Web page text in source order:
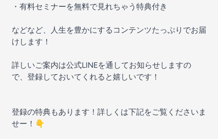
・有料セミナーを無料で見れちゃう特典付き
などなど、人生を豊かにするコンテンツたっぷりでお届
けします！
詳しいご案内は公式LINEを通してお知らせしますの
で、登録しておいてくれると嬉しいです！
登録の特典もあります！詳しくは下記をご覧くださいま
せー！👇